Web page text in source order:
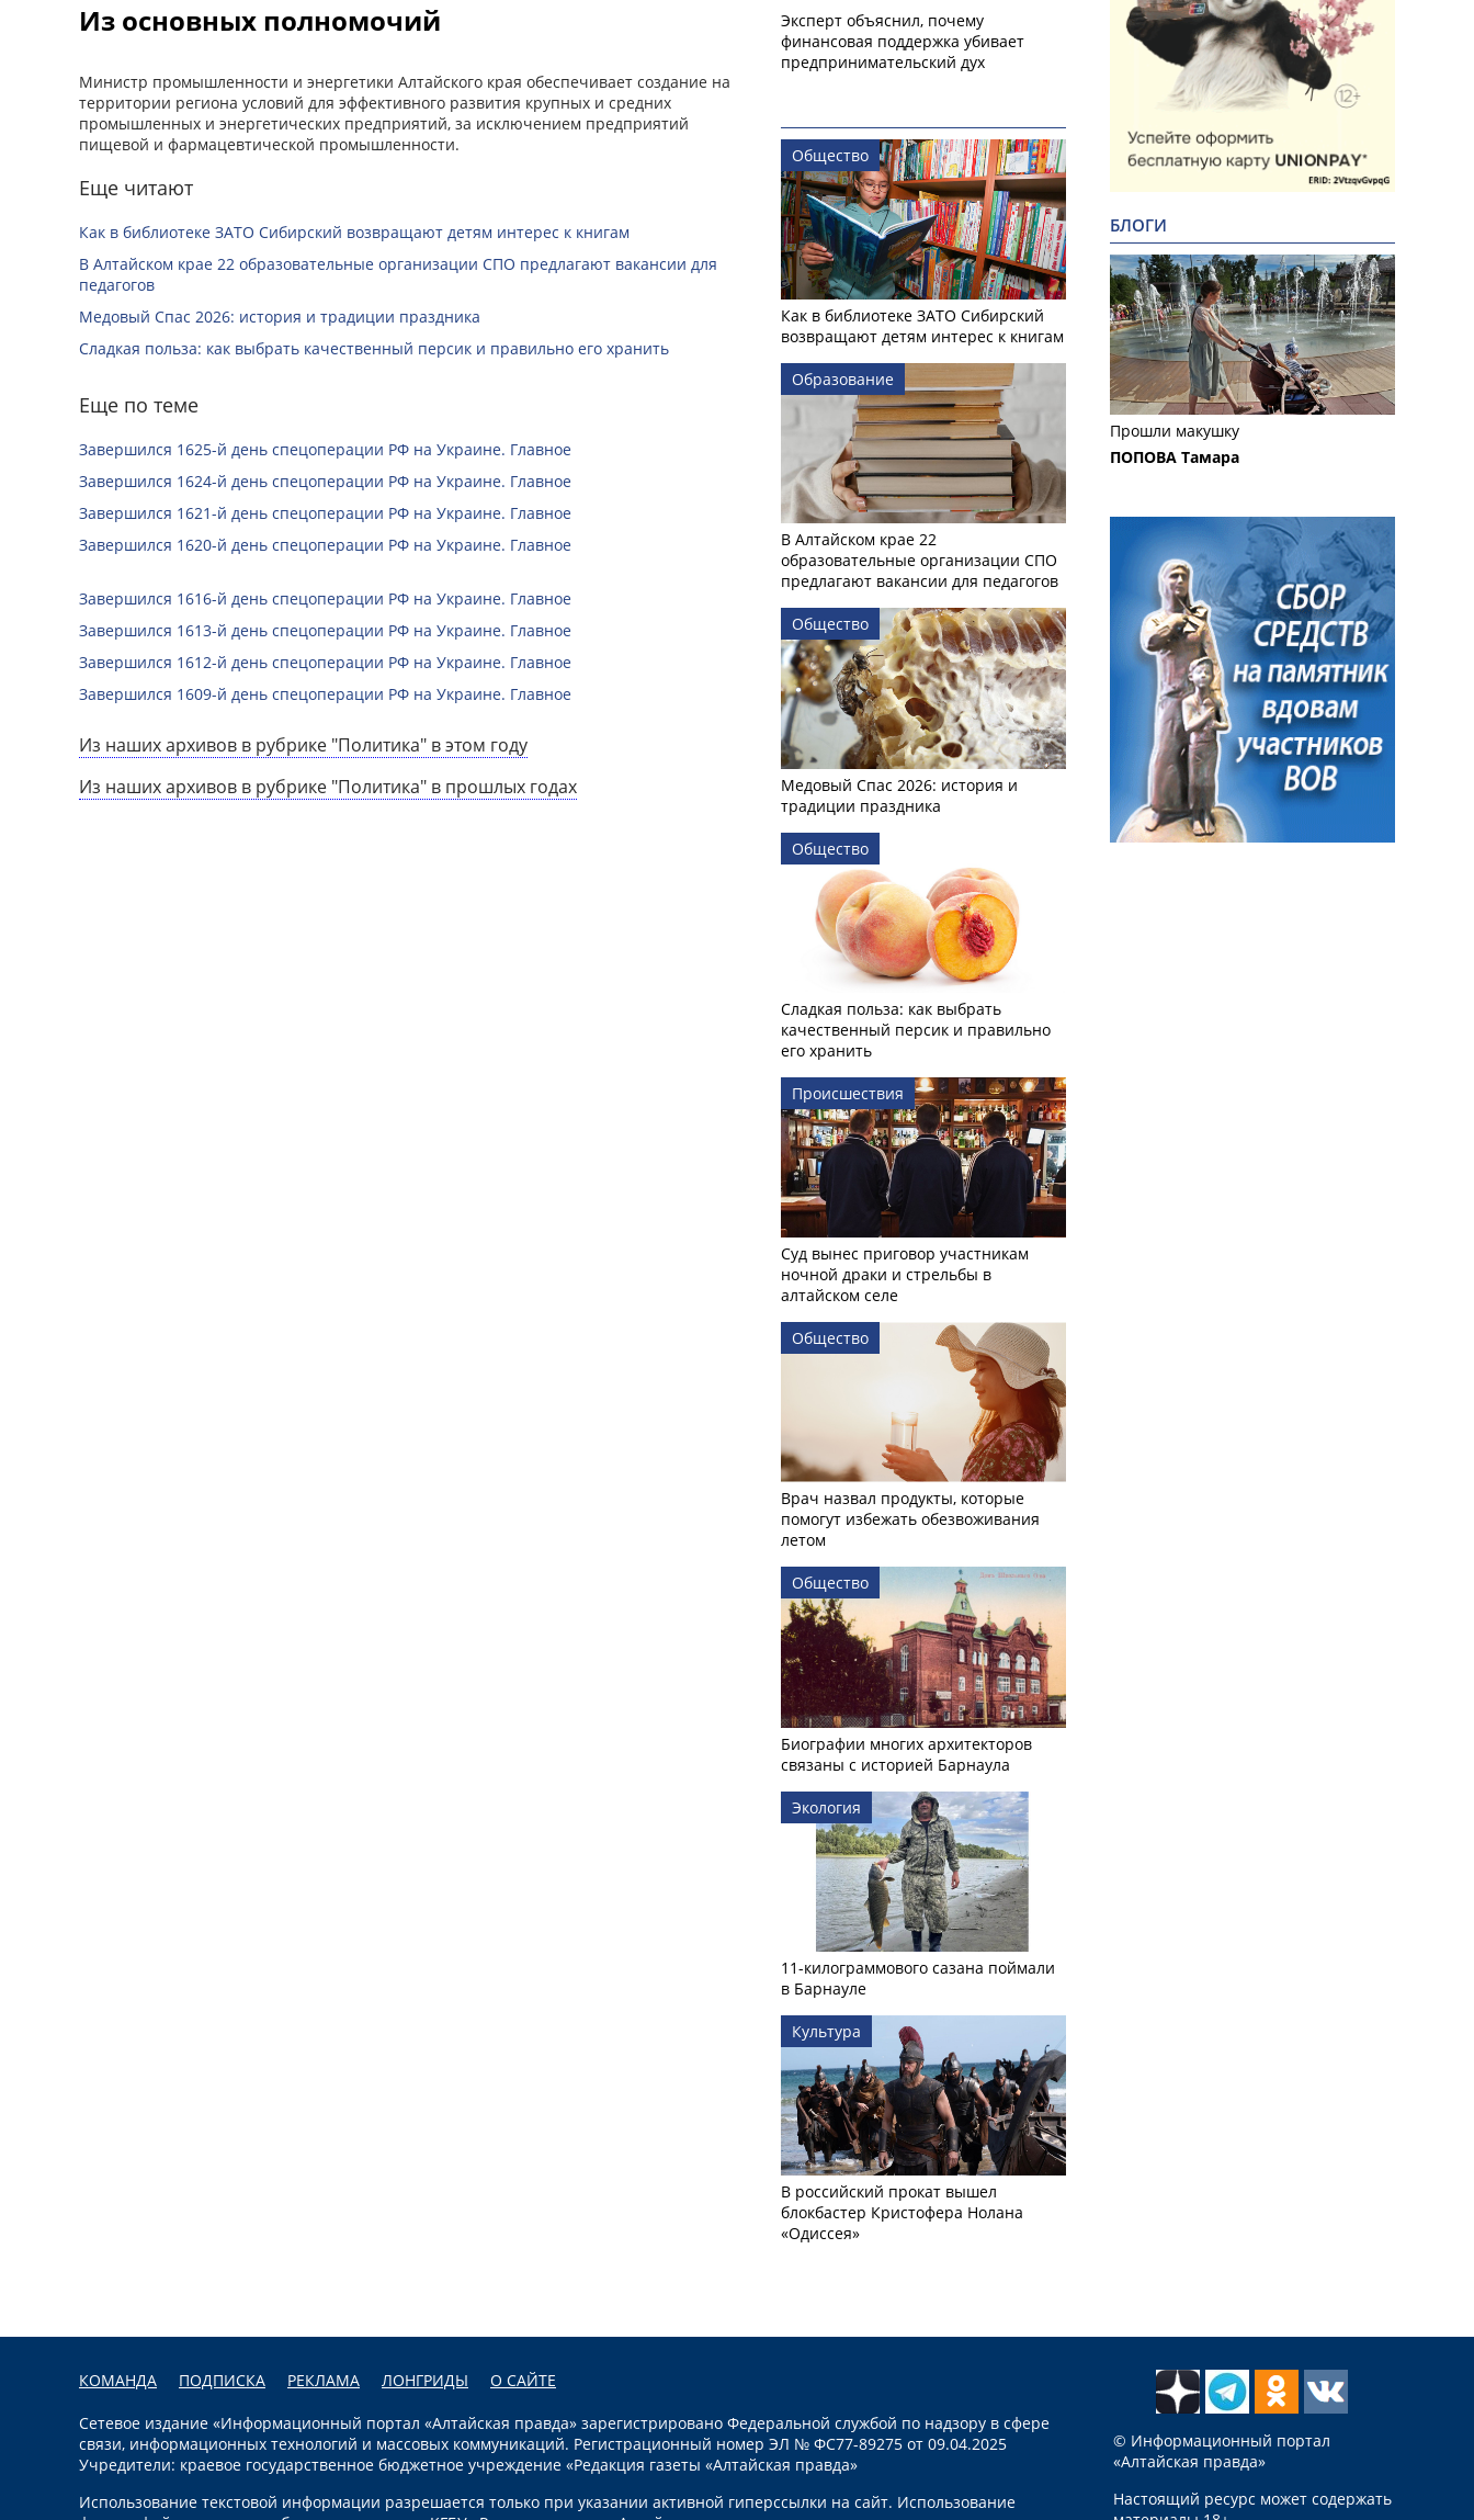
Из основных полномочий
Министр промышленности и энергетики Алтайского края обеспечивает создание на
территории региона условий для эффективного развития крупных и средних
промышленных и энергетических предприятий, за исключением предприятий
пищевой и фармацевтической промышленности.
Еще читают
Как в библиотеке ЗАТО Сибирский возвращают детям интерес к книгам
В Алтайском крае 22 образовательные организации СПО предлагают вакансии для
педагогов
Медовый Спас 2026: история и традиции праздника
Сладкая польза: как выбрать качественный персик и правильно его хранить
Еще по теме
Завершился 1625-й день спецоперации РФ на Украине. Главное
Завершился 1624-й день спецоперации РФ на Украине. Главное
Завершился 1621-й день спецоперации РФ на Украине. Главное
Завершился 1620-й день спецоперации РФ на Украине. Главное
Завершился 1616-й день спецоперации РФ на Украине. Главное
Завершился 1613-й день спецоперации РФ на Украине. Главное
Завершился 1612-й день спецоперации РФ на Украине. Главное
Завершился 1609-й день спецоперации РФ на Украине. Главное
Из наших архивов в рубрике "Политика" в этом году
Из наших архивов в рубрике "Политика" в прошлых годах
Эксперт объяснил, почему
финансовая поддержка убивает
предпринимательский дух
Общество
Как в библиотеке ЗАТО Сибирский
возвращают детям интерес к книгам
Образование
В Алтайском крае 22
образовательные организации СПО
предлагают вакансии для педагогов
Общество
Медовый Спас 2026: история и
традиции праздника
Общество
Сладкая польза: как выбрать
качественный персик и правильно
его хранить
Происшествия
Суд вынес приговор участникам
ночной драки и стрельбы в
алтайском селе
Общество
Врач назвал продукты, которые
помогут избежать обезвоживания
летом
Общество
Биографии многих архитекторов
связаны с историей Барнаула
Экология
11-килограммового сазана поймали
в Барнауле
Культура
В российский прокат вышел
блокбастер Кристофера Нолана
«Одиссея»
БЛОГИ
Прошли макушку
ПОПОВА Тамара
КОМАНДА ПОДПИСКА РЕКЛАМА ЛОНГРИДЫ О САЙТЕ
Сетевое издание «Информационный портал «Алтайская правда» зарегистрировано Федеральной службой по надзору в сфере
связи, информационных технологий и массовых коммуникаций. Регистрационный номер ЭЛ № ФС77-89275 от 09.04.2025
Учредители: краевое государственное бюджетное учреждение «Редакция газеты «Алтайская правда»
Использование текстовой информации разрешается только при указании активной гиперссылки на сайт. Использование
© Информационный портал
«Алтайская правда»
Настоящий ресурс может содержать